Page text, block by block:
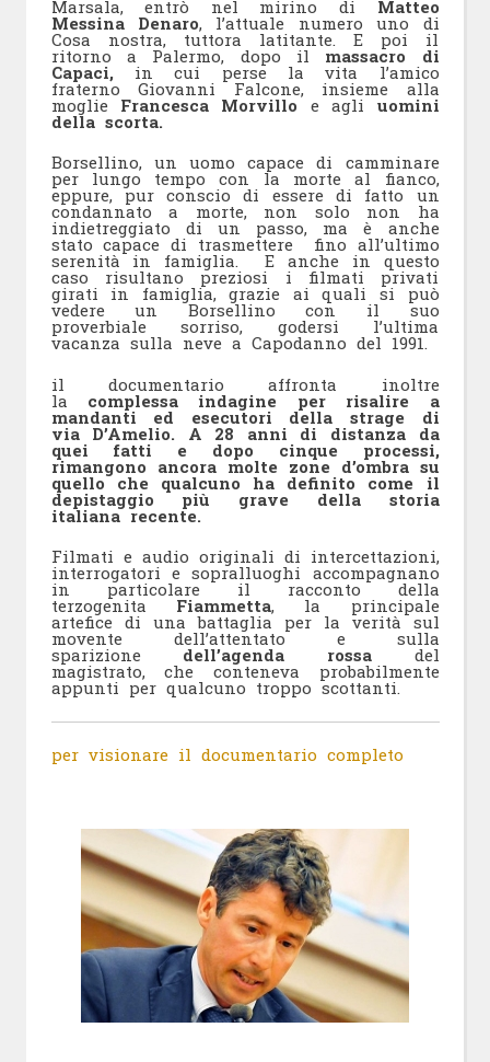
Marsala, entrò nel mirino di Matteo
Messina Denaro, l’attuale numero uno di
Cosa nostra, tuttora latitante. E poi il
ritorno a Palermo, dopo il massacro di
Capaci,in cui perse la vita l’amico
fraterno Giovanni Falcone, insieme alla
moglie Francesca Morvillo e agli uomini
della scorta.
Borsellino, un uomo capace di camminare
per lungo tempo con la morte al fianco,
eppure, pur conscio di essere di fatto un
condannato a morte, non solo non ha
indietreggiato di un passo, ma è anche
stato capace di trasmettere fino all’ultimo
serenità in famiglia. E anche in questo
caso risultano preziosi i filmati privati
girati in famiglia, grazie ai quali si può
vedere un Borsellino con il suo
proverbiale sorriso, godersi l’ultima
vacanza sulla neve a Capodanno del 1991.
il documentario affronta inoltre
la complessa indagine per risalire a
mandanti ed esecutori della strage di
via D’Amelio. A 28 anni di distanza da
quei fatti e dopo cinque processi,
rimangono ancora molte zone d’ombra su
quello che qualcuno ha definito come il
depistaggio più grave della storia
italiana recente.
Filmati e audio originali di intercettazioni,
interrogatori e sopralluoghi accompagnano
in particolare il racconto della
terzogenita Fiammetta, la principale
artefice di una battaglia per la verità sul
movente dell’attentato e sulla
sparizione dell’agenda rossa del
magistrato, che conteneva probabilmente
appunti per qualcuno troppo scottanti.
per visionare il documentario completo